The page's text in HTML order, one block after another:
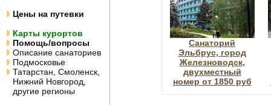
Цены на путевки
Карты курортов
Помощь/вопросы
Описание санаториев
Подмосковье
Татарстан, Смоленск,
Нижний Новгород,
другие регионы
Санаторий
Эльбрус, город
Железноводск,
двухместный
номер от 1850 руб